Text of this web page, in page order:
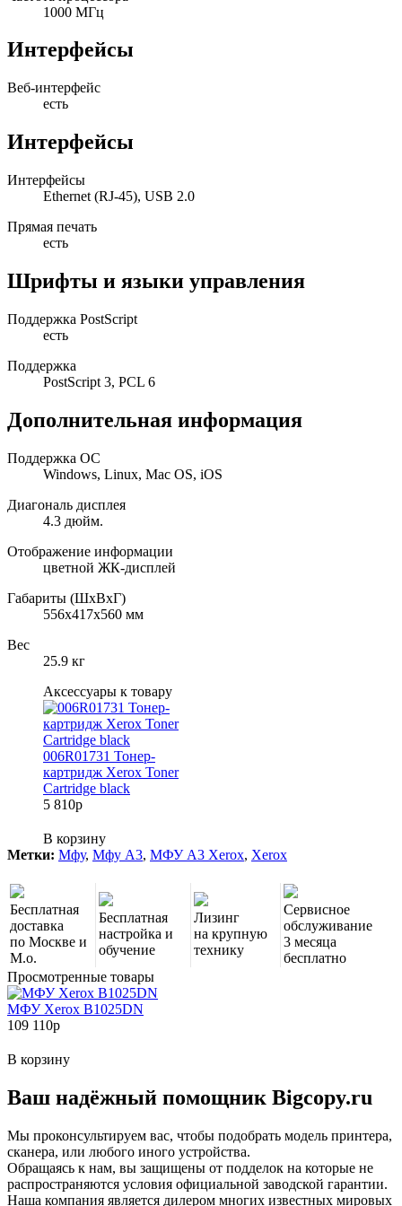
1000 МГц
Интерфейсы
Веб-интерфейс
есть
Интерфейсы
Интерфейсы
Ethernet (RJ-45), USB 2.0
Прямая печать
есть
Шрифты и языки управления
Поддержка PostScript
есть
Поддержка
PostScript 3, PCL 6
Дополнительная информация
Поддержка ОС
Windows, Linux, Mac OS, iOS
Диагональ дисплея
4.3 дюйм.
Отображение информации
цветной ЖК-дисплей
Габариты (ШхВхГ)
556x417x560 мм
Вес
25.9 кг
Аксессуары к товару
006R01731 Тонер-
картридж Xerox Toner
Cartridge black
5 810p
В корзину
Метки: Мфу, Мфу A3, МФУ A3 Xerox, Xerox
Бесплатная
доставка
по Москве и
М.о.
Бесплатная
настройка и
обучение
Лизинг
на крупную
технику
Сервисное
обслуживание
3 месяца
бесплатно
Просмотренные товары
МФУ Xerox B1025DN
109 110p
В корзину
Ваш надёжный помощник Bigcopy.ru
Мы проконсультируем вас, чтобы подобрать модель принтера,
сканера, или любого иного устройства.
Обращаясь к нам, вы защищены от подделок на которые не
распространяются условия официальной заводской гарантии.
Наша компания является дилером многих известных мировых